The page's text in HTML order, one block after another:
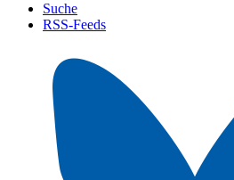
Suche
RSS-Feeds